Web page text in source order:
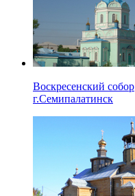
Воскресенский собор
г.Семипалатинск